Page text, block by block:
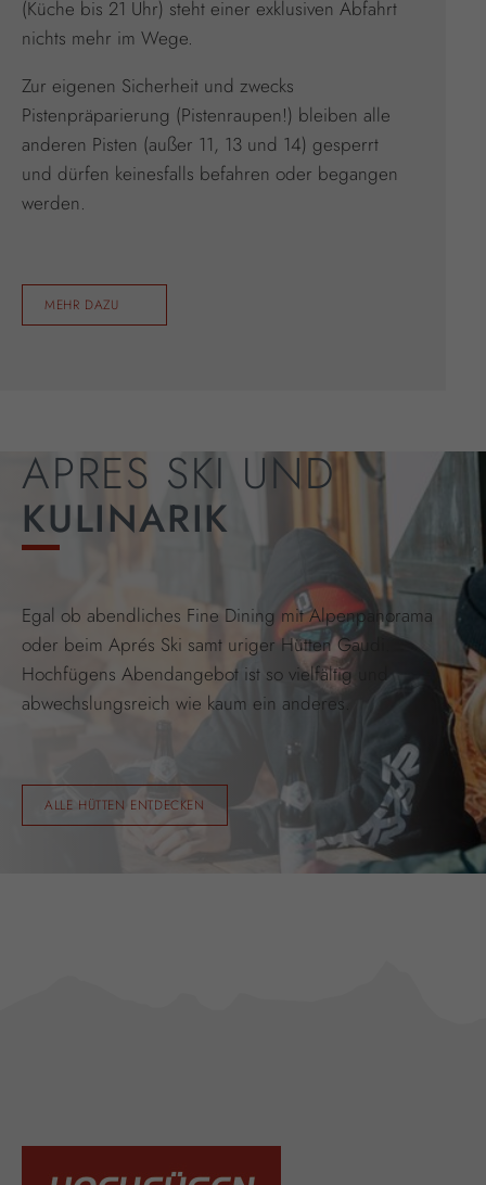
(Küche bis 21 Uhr) steht einer exklusiven Abfahrt
nichts mehr im Wege.
Zur eigenen Sicherheit und zwecks
Pistenpräparierung (Pistenraupen!) bleiben alle
anderen Pisten (außer 11, 13 und 14) gesperrt
und dürfen keinesfalls befahren oder begangen
werden.
MEHR DAZU
APRES SKI UND
KULINARIK
Egal ob abendliches Fine Dining mit Alpenpanorama
oder beim Aprés Ski samt uriger Hütten Gaudi.
Hochfügens Abendangebot ist so vielfältig und
abwechslungsreich wie kaum ein anderes.
ALLE HÜTTEN ENTDECKEN